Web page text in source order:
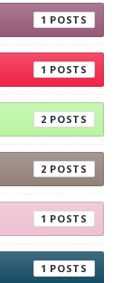
1
1
2
2
1
1